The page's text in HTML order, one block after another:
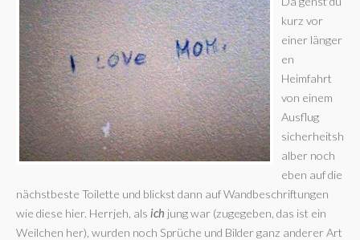
kurz vor
einer länger
en
Heimfahrt
von einem
Ausflug
sicherheitsh
alber noch
eben auf die
nächstbeste Toilette und blickst dann auf Wandbeschriftungen
wie diese hier. Herrjeh, als ich jung war (zugegeben, das ist ein
Weilchen her), wurden noch Sprüche und Bilder ganz anderer Art